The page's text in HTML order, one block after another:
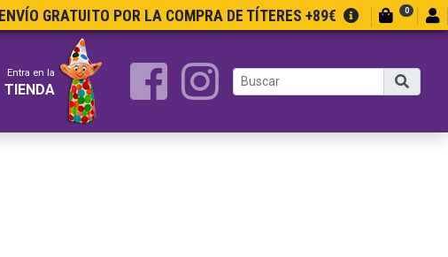
ENVÍO GRATUITO POR LA COMPRA DE TÍTERES +89€ 0
Entra en la
TIENDA